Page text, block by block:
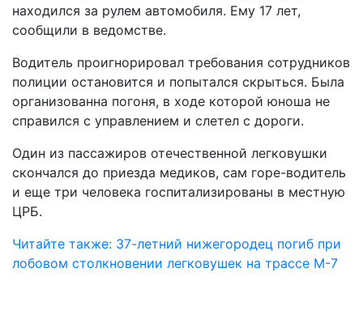
находился за рулем автомобиля. Ему 17 лет,
сообщили в ведомстве.
Водитель проигнорировал требования сотрудников
полиции остановится и попытался скрыться. Была
организованна погоня, в ходе которой юноша не
справился с управлением и слетел с дороги.
Один из пассажиров отечественной легковушки
скончался до приезда медиков, сам горе-водитель
и еще три человека госпитализированы в местную
ЦРБ.
Читайте также: 37-летний нижегородец погиб при
лобовом столкновении легковушек на трассе М-7